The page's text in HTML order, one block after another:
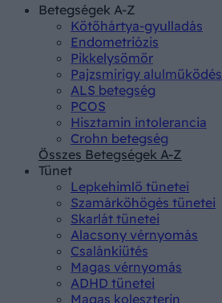
Betegségek A-Z
Kötőhártya-gyulladás
Endometriózis
Pikkelysömör
Pajzsmirigy alulműködés
ALS betegség
PCOS
Hisztamin intolerancia
Crohn betegség
Összes Betegségek A-Z
Tünet
Lepkehimlő tünetei
Szamárköhögés tünetei
Skarlát tünetei
Alacsony vérnyomás
Csalánkiütés
Magas vérnyomás
ADHD tünetei
Magas koleszterin